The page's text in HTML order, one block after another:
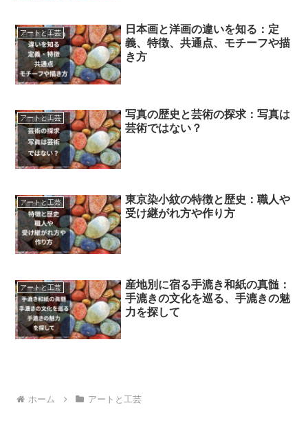
アートと工芸
日本画と洋画の違いを知る：定
義、特徴、共通点、モチーフや描
き方
アートと工芸
写真の歴史と芸術の探求：写真は
芸術ではない？
アートと工芸
東京染小紋の特徴と歴史：職人や
受け継がれ方や作り方
アートと工芸
産地別に宿る手漉き和紙の真髄：
手漉きの文化を巡る、手漉きの魅
力を探して
ホーム アートと工芸